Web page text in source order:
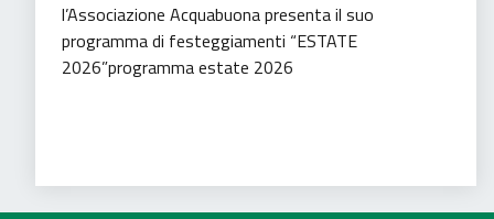
l’Associazione Acquabuona presenta il suo
programma di festeggiamenti “ESTATE
2026”programma estate 2026